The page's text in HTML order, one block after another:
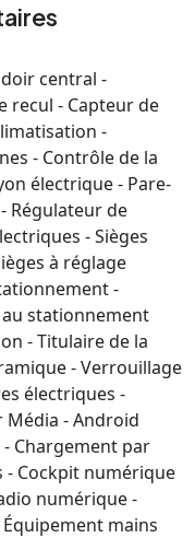
central -
recul - Capteur de
-
- Contrôle de la
électrique - Pare-
Régulateur de
- Sièges
à réglage
-
au stationnement
- Titulaire de la
- Verrouillage
électriques -
Média - Android
Chargement par
Cockpit numérique
numérique -
mains